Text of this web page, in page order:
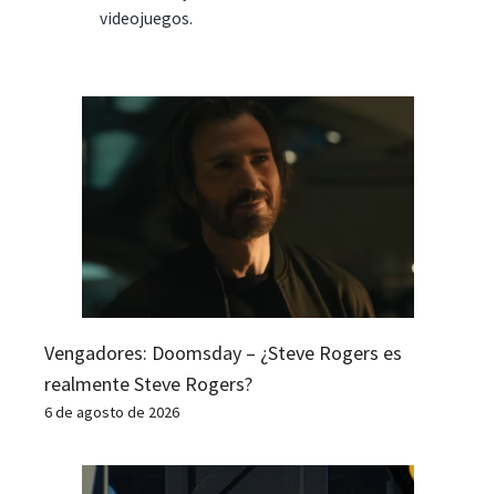
videojuegos.
Vengadores: Doomsday – ¿Steve Rogers es
realmente Steve Rogers?
6 de agosto de 2026